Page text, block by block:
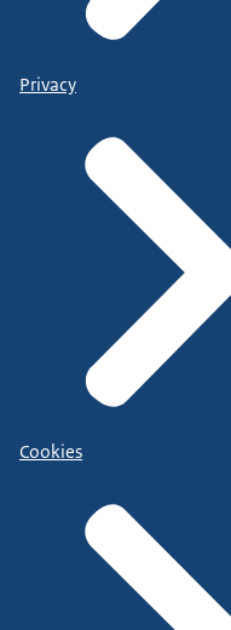
Privacy
Cookies